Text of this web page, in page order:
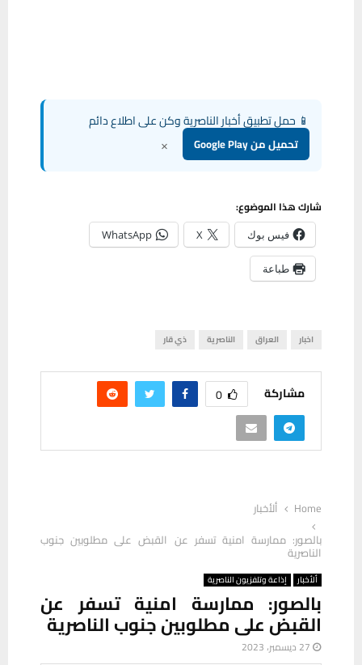
📱 حمل تطبيق أخبار الناصرية وكن على اطلاع دائم
تحميل من Google Play ×
شارك هذا الموضوع:
فيس بوك X
WhatsApp
طباعة
اخبار العراق الناصرية ذي قار
مشاركة 0
Home
ألأخبار
بالصور: ممارسة امنية تسفر عن القبض على مطلوبين جنوب
الناصرية
ألأخبار إذاعة وتلفزيون الناصرية
بالصور: ممارسة امنية تسفر عن
القبض على مطلوبين جنوب الناصرية
27 ديسمبر، 2023